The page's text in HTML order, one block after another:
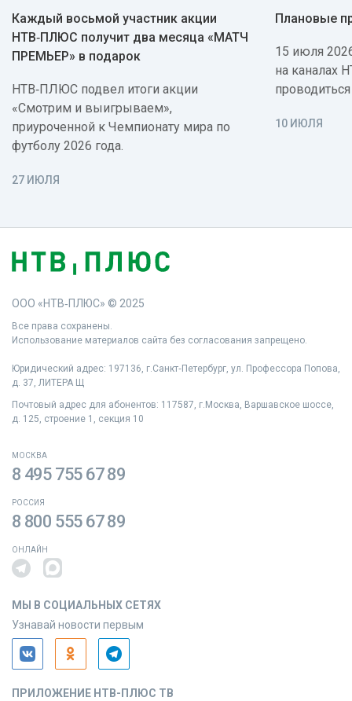
Каждый восьмой участник акции
НТВ‑ПЛЮС получит два месяца «МАТЧ
ПРЕМЬЕР» в подарок
НТВ‑ПЛЮС подвел итоги акции
«Смотрим и выигрываем»,
приуроченной к Чемпионату мира по
футболу 2026 года.
27 ИЮЛЯ
Плановые
15 июля
на каналах
10 ИЮЛЯ
ООО «НТВ‑ПЛЮС» © 2025
Все права сохранены.
Использование материалов сайта без согласования запрещено.
Юридический адрес: 197136, г.Санкт‑Петербург, ул. Профессора Попова,
д. 37, ЛИТЕРА Щ
Почтовый адрес для абонентов: 117587, г.Москва, Варшавское шоссе,
д. 125, строение 1, секция 10
МОСКВА
8 495 755 67 89
РОССИЯ
8 800 555 67 89
ОНЛАЙН
МЫ В СОЦИАЛЬНЫХ СЕТЯХ
Узнавай новости первым
ПРИЛОЖЕНИЕ НТВ-ПЛЮС ТВ